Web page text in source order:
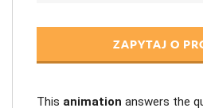
ZAPYTAJ O
This animation answers the